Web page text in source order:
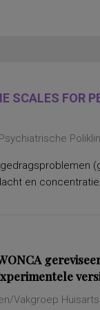
SCALES FOR
en
Vakgroep